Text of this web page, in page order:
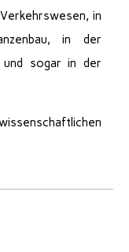
in
in der
und sogar in der